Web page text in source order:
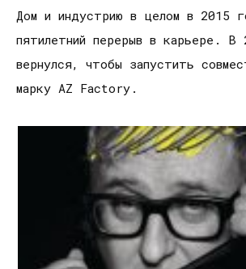
Дом и индустрию в целом в 2015
пятилетний перерыв в карьере. В
вернулся, чтобы запустить
марку AZ Factory.